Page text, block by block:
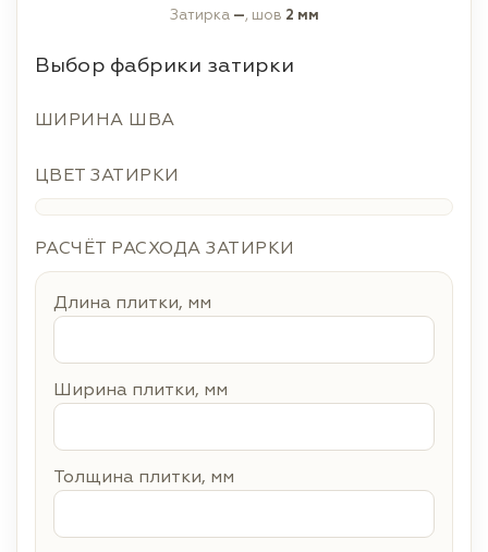
Затирка —, шов 2 мм
Выбор фабрики затирки
ШИРИНА ШВА
ЦВЕТ ЗАТИРКИ
РАСЧЁТ РАСХОДА ЗАТИРКИ
Длина плитки, мм
Ширина плитки, мм
Толщина плитки, мм